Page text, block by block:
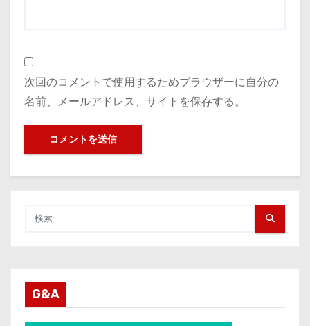
次回のコメントで使用するためブラウザーに自分の
名前、メールアドレス、サイトを保存する。
G&A